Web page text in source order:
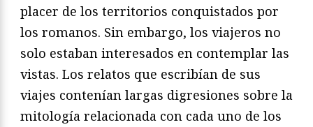
placer de los territorios conquistados por
los romanos. Sin embargo, los viajeros no
solo estaban interesados en contemplar las
vistas. Los relatos que escribían de sus
viajes contenían largas digresiones sobre la
mitología relacionada con cada uno de los